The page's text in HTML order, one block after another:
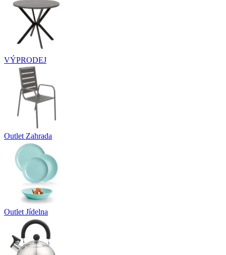
VÝPRODEJ
Outlet Zahrada
Outlet Jídelna